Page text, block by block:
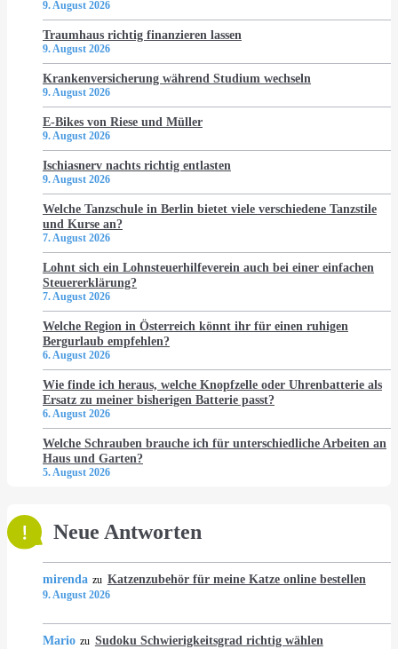
9. August 2026
Traumhaus richtig finanzieren lassen
9. August 2026
Krankenversicherung während Studium wechseln
9. August 2026
E-Bikes von Riese und Müller
9. August 2026
Ischiasnerv nachts richtig entlasten
9. August 2026
Welche Tanzschule in Berlin bietet viele verschiedene Tanzstile
und Kurse an?
7. August 2026
Lohnt sich ein Lohnsteuerhilfeverein auch bei einer einfachen
Steuererklärung?
7. August 2026
Welche Region in Österreich könnt ihr für einen ruhigen
Bergurlaub empfehlen?
6. August 2026
Wie finde ich heraus, welche Knopfzelle oder Uhrenbatterie als
Ersatz zu meiner bisherigen Batterie passt?
6. August 2026
Welche Schrauben brauche ich für unterschiedliche Arbeiten an
Haus und Garten?
5. August 2026
Neue Antworten
mirenda zu Katzenzubehör für meine Katze online bestellen
9. August 2026
Mario zu Sudoku Schwierigkeitsgrad richtig wählen